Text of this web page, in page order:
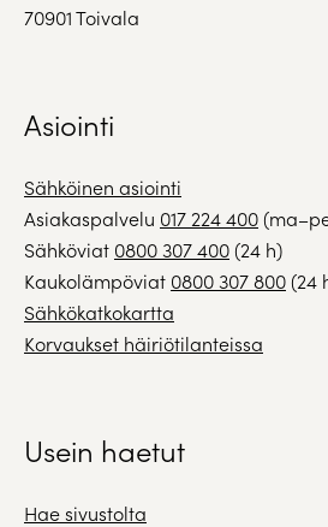
70901 Toivala
Asiointi
Sähköinen asiointi
Asiakaspalvelu 017 224 400
Sähköviat 0800 307 400(24 h)
Kaukolämpöviat 0800 307 800(24
Sähkökatkokartta
Korvaukset häiriötilanteissa
Usein haetut
Hae sivustolta